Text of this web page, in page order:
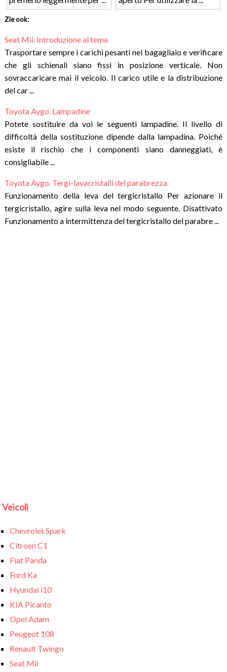
Zie ook:
Seat Mii. Introduzione al tema
Trasportare sempre i carichi pesanti nel bagagliaio e verificare
che gli schienali siano fissi in posizione verticale. Non
sovraccaricare mai il veicolo. Il carico utile e la distribuzione
del car ...
Toyota Aygo. Lampadine
Potete sostituire da voi le seguenti lampadine. Il livello di
difficoltà della sostituzione dipende dalla lampadina. Poiché
esiste il rischio che i componenti siano danneggiati, è
consigliabile ...
Toyota Aygo. Tergi-lavacristalli del parabrezza
Funzionamento della leva del tergicristallo Per azionare il
tergicristallo, agire sulla leva nel modo seguente. Disattivato
Funzionamento a intermittenza del tergicristallo del parabre ...
Veicoli
Chevrolet Spark
Citroen C1
Fiat Panda
Ford Ka
Hyundai i10
KIA Picanto
Opel Adam
Peugeot 108
Renault Twingo
Seat Mii